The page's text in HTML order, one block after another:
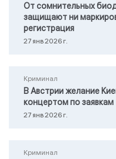
От сомнительных
защищают ни
регистрация
27 янв 2026 г.
Криминал
В Австрии желание
концертом по заявкам
27 янв 2026 г.
Криминал